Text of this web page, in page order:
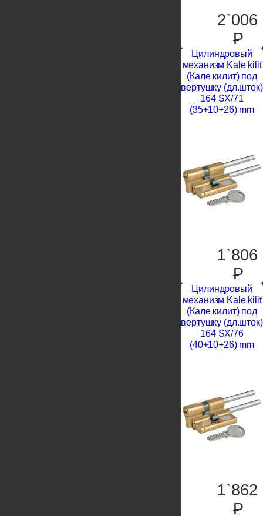
2`006
P
Цилиндровый
механизм Kale kilit
(Кале килит) под
вертушку (дл.шток)
164 SX/71
(35+10+26) mm
1`806
P
Цилиндровый
механизм Kale kilit
(Кале килит) под
вертушку (дл.шток)
164 SX/76
(40+10+26) mm
1`862
P